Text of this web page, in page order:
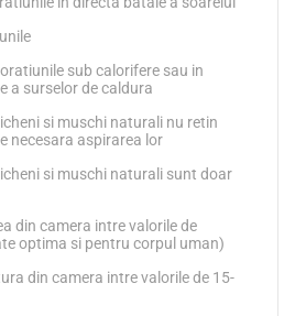
sub calorifere sau in
a surselor de caldura
si muschi naturali nu retin
necesara aspirarea lor
si muschi naturali sunt doar
din camera intre valorile de
optima si pentru corpul uman)
din camera intre valorile de 15-